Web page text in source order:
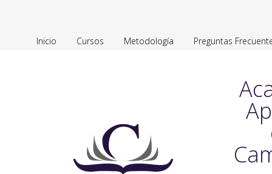
Inicio Cursos Metodología Preguntas